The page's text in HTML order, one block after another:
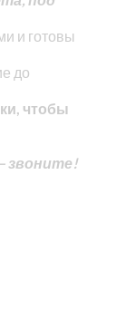
и готовы
до
чтобы
звоните!